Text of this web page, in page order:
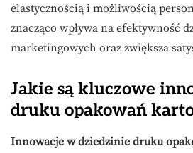
elastycznością i możliwością
znacząco wpływa na efektywność
marketingowych oraz zwiększa
Jakie są kluczowe
druku opakowań
Innowacje w dziedzinie druku